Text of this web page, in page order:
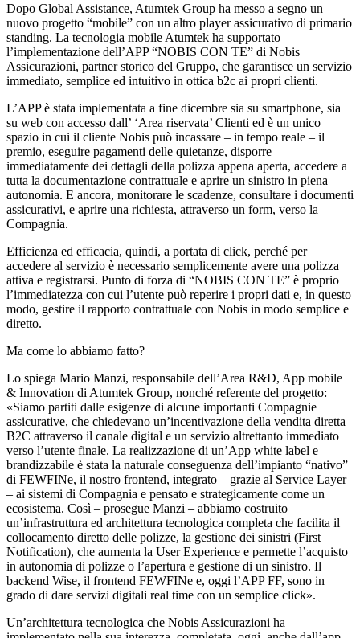
Dopo Global Assistance, Atumtek Group ha messo a segno un
nuovo progetto “mobile” con un altro player assicurativo di primario
standing. La tecnologia mobile Atumtek ha supportato
l’implementazione dell’APP “NOBIS CON TE” di Nobis
Assicurazioni, partner storico del Gruppo, che garantisce un servizio
immediato, semplice ed intuitivo in ottica b2c ai propri clienti.
L’APP è stata implementata a fine dicembre sia su smartphone, sia
su web con accesso dall’ ‘Area riservata’ Clienti ed è un unico
spazio in cui il cliente Nobis può incassare – in tempo reale – il
premio, eseguire pagamenti delle quietanze, disporre
immediatamente dei dettagli della polizza appena aperta, accedere a
tutta la documentazione contrattuale e aprire un sinistro in piena
autonomia. E ancora, monitorare le scadenze, consultare i documenti
assicurativi, e aprire una richiesta, attraverso un form, verso la
Compagnia.
Efficienza ed efficacia, quindi, a portata di click, perché per
accedere al servizio è necessario semplicemente avere una polizza
attiva e registrarsi. Punto di forza di “NOBIS CON TE” è proprio
l’immediatezza con cui l’utente può reperire i propri dati e, in questo
modo, gestire il rapporto contrattuale con Nobis in modo semplice e
diretto.
Ma come lo abbiamo fatto?
Lo spiega Mario Manzi, responsabile dell’Area R&D, App mobile
& Innovation di Atumtek Group, nonché referente del progetto:
«Siamo partiti dalle esigenze di alcune importanti Compagnie
assicurative, che chiedevano un’incentivazione della vendita diretta
B2C attraverso il canale digital e un servizio altrettanto immediato
verso l’utente finale. La realizzazione di un’App white label e
brandizzabile è stata la naturale conseguenza dell’impianto “nativo”
di FEWFINe, il nostro frontend, integrato – grazie al Service Layer
– ai sistemi di Compagnia e pensato e strategicamente come un
ecosistema. Così – prosegue Manzi – abbiamo costruito
un’infrastruttura ed architettura tecnologica completa che facilita il
collocamento diretto delle polizze, la gestione dei sinistri (First
Notification), che aumenta la User Experience e permette l’acquisto
in autonomia di polizze o l’apertura e gestione di un sinistro. Il
backend Wise, il frontend FEWFINe e, oggi l’APP FF, sono in
grado di dare servizi digitali real time con un semplice click».
Un’architettura tecnologica che Nobis Assicurazioni ha